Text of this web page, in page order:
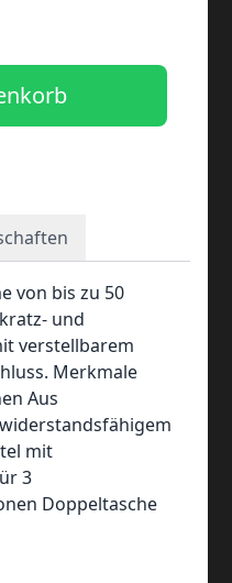
von bis zu 50
und
verstellbarem
Merkmale
Aus
mit
3
Doppeltasche